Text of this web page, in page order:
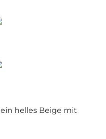
ein helles Beige mit